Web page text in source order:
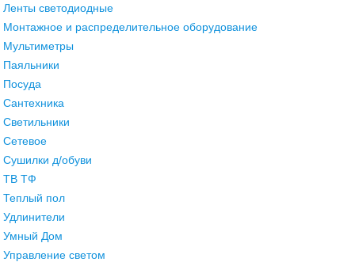
Ленты светодиодные
Монтажное и распределительное оборудование
Мультиметры
Паяльники
Посуда
Сантехника
Светильники
Сетевое
Сушилки д/обуви
ТВ ТФ
Теплый пол
Удлинители
Умный Дом
Управление светом